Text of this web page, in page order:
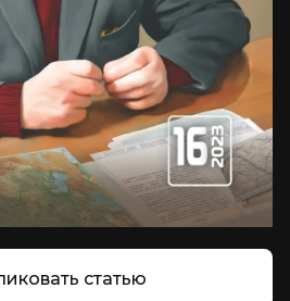
статью